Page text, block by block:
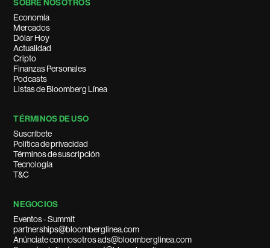
SOBRE NOSOTROS
Economía
Mercados
Dólar Hoy
Actualidad
Cripto
Finanzas Personales
Podcasts
Listas de Bloomberg Línea
TÉRMINOS DE USO
Suscríbete
Política de privacidad
Términos de suscripción
Tecnología
T&C
NEGOCIOS
Eventos - Summit
partnerships@bloomberglinea.com
Anúnciate con nosotros ads@bloomberglinea.com